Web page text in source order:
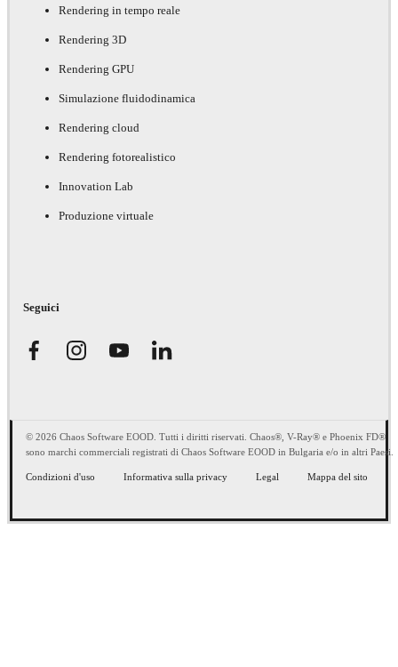
Rendering in tempo reale
Rendering 3D
Rendering GPU
Simulazione fluidodinamica
Rendering cloud
Rendering fotorealistico
Innovation Lab
Produzione virtuale
Seguici
© 2026 Chaos Software EOOD. Tutti i diritti riservati. Chaos®, V-Ray® e Phoenix FD®
sono marchi commerciali registrati di Chaos Software EOOD in Bulgaria e/o in altri Paesi.
Condizioni d'uso Informativa sulla privacy Legal Mappa del sito